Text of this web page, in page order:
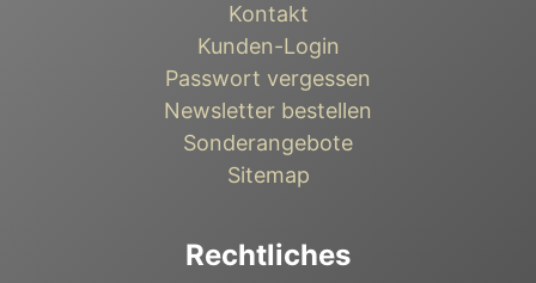
Kontakt
Kunden-Login
Passwort vergessen
Newsletter bestellen
Sonderangebote
Sitemap
Rechtliches